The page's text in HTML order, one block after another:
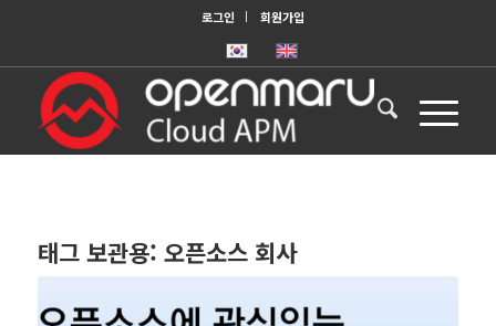
로그인 회원가입
태그 보관용: 오픈소스 회사